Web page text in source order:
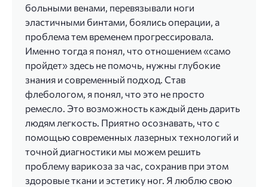
больными венами, перевязывали ноги
эластичными бинтами, боялись операции, а
проблема тем временем прогрессировала.
Именно тогда я понял, что отношением «само
пройдет» здесь не помочь, нужны глубокие
знания и современный подход. Став
флебологом, я понял, что это не просто
ремесло. Это возможность каждый день дарить
людям легкость. Приятно осознавать, что с
помощью современных лазерных технологий и
точной диагностики мы можем решить
проблему варикоза за час, сохранив при этом
здоровые ткани и эстетику ног. Я люблю свою